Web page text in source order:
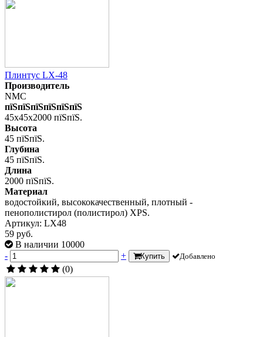
Плинтус LX-48
Производитель
NMC
пїЅпїЅпїЅпїЅпїЅпїЅ
45x45x2000 пїЅпїЅ.
Высота
45 пїЅпїЅ.
Глубина
45 пїЅпїЅ.
Длина
2000 пїЅпїЅ.
Материал
водостойкий, высококачественный, плотный -
пенополистирол (полистирол) XPS.
Артикул: LX48
59 руб.
В наличии 10000
-
+ Купить Добавлено
(0)